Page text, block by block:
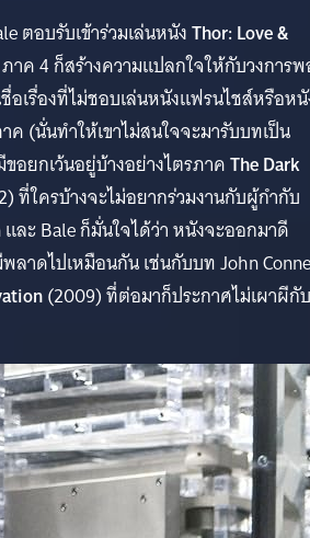
ตอบรับเข้าร่วมเล่นหนังThor: Love &
าค 4 ก็สร้างความแปลกใจให้กับวงการ
ชื่อเรื่องที่ไม่ชอบเล่นหนังแฟรนไชส์หรือห
(นั่นทำให้เขาไม่สนใจจะมารับบทเป็น
อยกเว้นอยู่บ้างอย่างไตรภาคThe Dark
ที่ใครบ้างจะไม่อยากร่วมงานกับผู้กำกับ
ละ Bale ก็มั่นใจได้ว่า หนังจะออกมาดี
ลาดไปเหมือนกัน เช่นกับบท John
(2009) ที่ต่อมาก็ประกาศไม่เผาผีกั